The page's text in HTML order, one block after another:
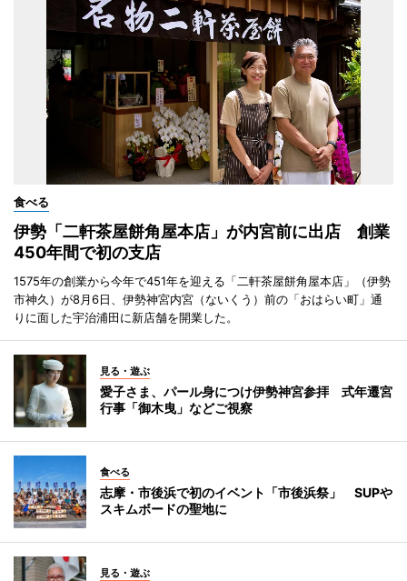
食べる
伊勢「二軒茶屋餅角屋本店」が内宮前に出店 創業
450年間で初の支店
1575年の創業から今年で451年を迎える「二軒茶屋餅角屋本店」（伊勢
市神久）が8月6日、伊勢神宮内宮（ないくう）前の「おはらい町」通
りに面した宇治浦田に新店舗を開業した。
見る・遊ぶ
愛子さま、パール身につけ伊勢神宮参拝 式年遷宮
行事「御木曳」などご視察
食べる
志摩・市後浜で初のイベント「市後浜祭」 SUPや
スキムボードの聖地に
見る・遊ぶ